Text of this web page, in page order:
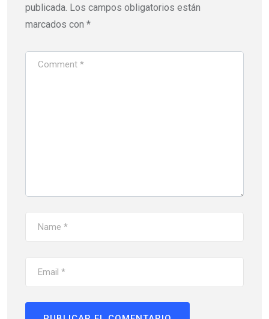
publicada. Los campos obligatorios están
marcados con *